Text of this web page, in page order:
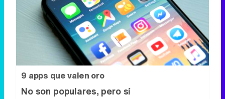
9 apps que valen oro
No son populares, pero sí
extraordinariamente útiles